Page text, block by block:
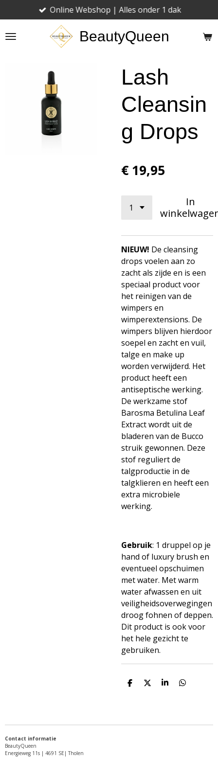
direct
naar
BeautyQueen
Online Webshop | Alles onder 1 dak
Lash
Cleansin
g Drops
€ 19,95
In
NIEUW! De cleansing
drops voelen aan zo
zacht als zijde en is een
speciaal product voor
het reinigen van de
wimpers en
wimperextensions. De
wimpers blijven hierdoor
soepel en zacht en vuil,
talge en make up
worden verwijderd. Het
product heeft een
antiseptische werking.
De werkzame stof
Barosma Betulina Leaf
Extract wordt uit de
bladeren van de Bucco
struik gewonnen. Deze
stof reguliert de
talgproductie in de
talgklieren en heeft een
extra microbiele
werking.
Gebruik: 1 druppel op je
hand of luxury brush en
eventueel opschuimen
met water. Met warm
water afwassen en uit
veiligheidsoverwegingen
droog fohnen of deppen.
Dit product is ook voor
het hele gezicht te
gebruiken.
D
D
S
D
Contact informatie
BeautyQueen
Energieweg 11s | 4691 SE| Tholen